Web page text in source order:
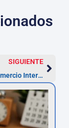
SIGUIENTE
Abogados Comercio Internacional en Sabadell — Proceso y plazos